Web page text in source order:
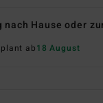
nach Hause oder
ab18 August